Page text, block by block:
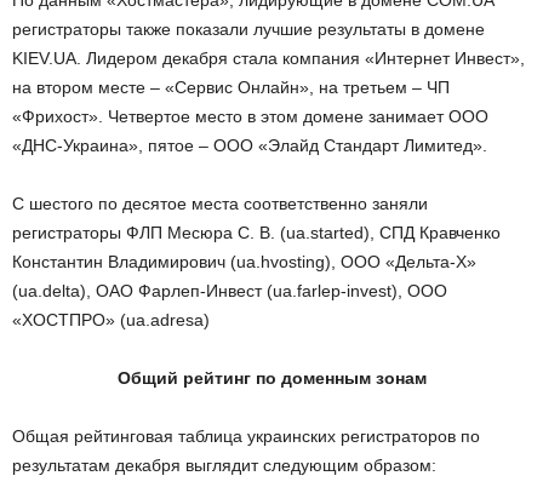
регистраторы также показали лучшие результаты в домене
KIEV.UA. Лидером декабря стала компания «Интернет Инвест»,
на втором месте – «Сервис Онлайн», на третьем – ЧП
«Фрихост». Четвертое место в этом домене занимает ООО
«ДНС-Украина», пятое – ООО «Элайд Стандарт Лимитед».
С шестого по десятое места соответственно заняли
регистраторы ФЛП Месюра С. В. (ua.started), СПД Кравченко
Константин Владимирович (ua.hvosting), ООО «Дельта-Х»
(ua.delta), ОАО Фарлеп-Инвест (ua.farlep-invest), ООО
«ХОСТПРО» (ua.adresa)
Общий рейтинг по доменным зонам
Общая рейтинговая таблица украинских регистраторов по
результатам декабря выглядит следующим образом: